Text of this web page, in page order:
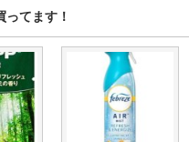
てます！